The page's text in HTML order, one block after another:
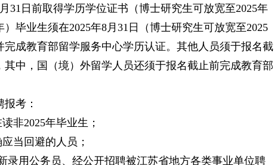
31日前取得学历学位证书（博士研究生可放宽至2025年
毕业生须在2025年8月31日（博士研究生可放宽至2025
成教育部留学服务中心学历认证。其他人员须于报名截
中，国（境）外留学人员还须于报名截止前完成教育部
考：
非2025年毕业生；
当回避的人员；
录用公务员、经公开招聘被江苏省地方各类事业单位聘